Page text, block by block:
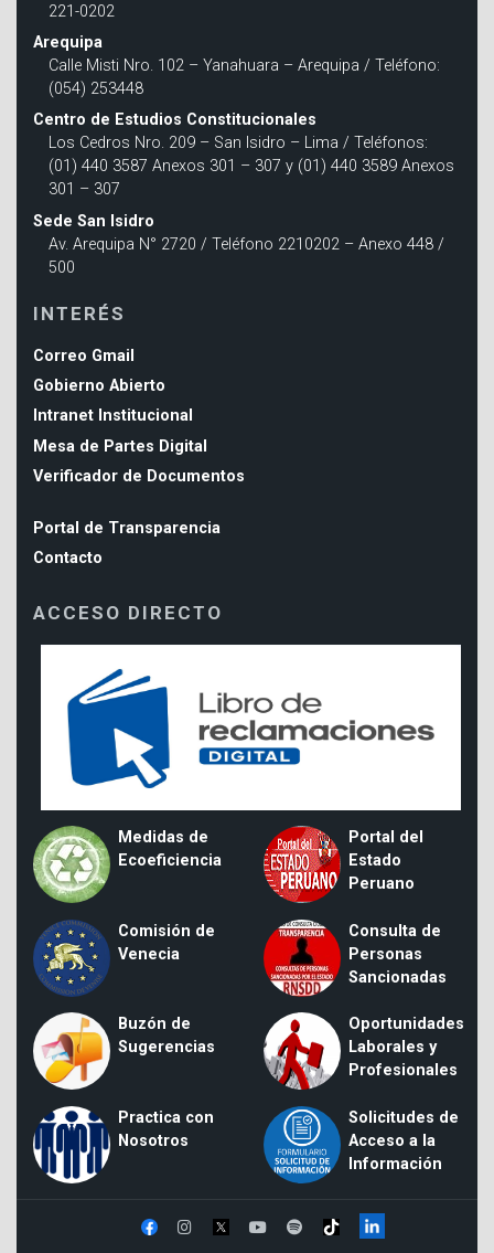
221-0202
Arequipa
Calle Misti Nro. 102 – Yanahuara – Arequipa / Teléfono:
(054) 253448
Centro de Estudios Constitucionales
Los Cedros Nro. 209 – San Isidro – Lima / Teléfonos:
(01) 440 3587 Anexos 301 – 307 y (01) 440 3589 Anexos
301 – 307
Sede San Isidro
Av. Arequipa N° 2720 / Teléfono 2210202 – Anexo 448 /
500
INTERÉS
Correo Gmail
Gobierno Abierto
Intranet Institucional
Mesa de Partes Digital
Verificador de Documentos
Portal de Transparencia
Contacto
ACCESO DIRECTO
Medidas de
Ecoeficiencia
Portal del
Estado
Peruano
Comisión de
Venecia
Consulta de
Personas
Sancionadas
Buzón de
Sugerencias
Oportunidades
Laborales y
Profesionales
Practica con
Nosotros
Solicitudes de
Acceso a la
Información